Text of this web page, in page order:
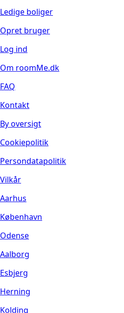
Ledige boliger
Opret bruger
Log ind
Om roomMe.dk
FAQ
Kontakt
By oversigt
Cookiepolitik
Persondatapolitik
Vilkår
Aarhus
København
Odense
Aalborg
Esbjerg
Herning
Kolding